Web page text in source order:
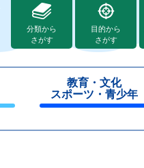
分類から
さがす
目的から
さがす
教育・文化
スポーツ・青少年
じ